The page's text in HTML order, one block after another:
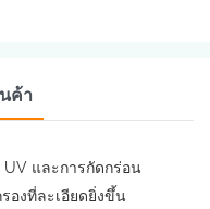
ค้า
และการกัดกร่อน
รองที่ละเอียดยิ่งขึ้น